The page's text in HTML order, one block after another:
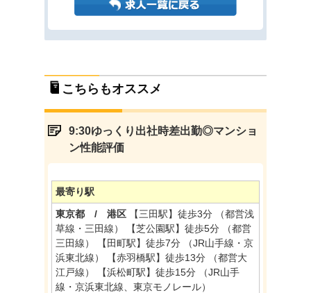
こちらもオススメ
9:30ゆっくり出社時差出勤◎マンショ
ン性能評価
最寄り駅
東京都 / 港区 【三田駅】徒歩3分 （都営浅
草線・三田線） 【芝公園駅】徒歩5分 （都営
三田線） 【田町駅】徒歩7分 （JR山手線・京
浜東北線） 【赤羽橋駅】徒歩13分 （都営大
江戸線） 【浜松町駅】徒歩15分 （JR山手
線・京浜東北線、東京モノレール）